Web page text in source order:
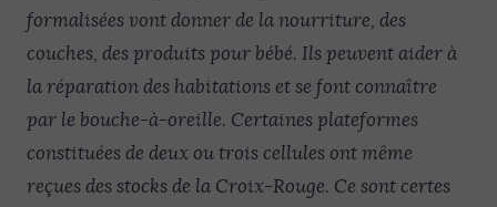
formalisées vont donner de la nourriture, des
couches, des produits pour bébé. Ils peuvent aider à
la réparation des habitations et se font connaître
par le bouche-à-oreille. Certaines plateformes
constituées de deux ou trois cellules ont même
reçues des stocks de la Croix-Rouge. Ce sont certes